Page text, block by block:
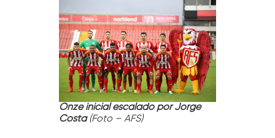
Onze inicial escalado por Jorge
Costa (Foto – AFS)